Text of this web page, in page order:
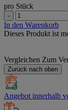
pro Stück
-
In den Warenkorb
Dieses Produkt ist
Vergleichen Zum
Zurück nach oben
Angebot innerhalb